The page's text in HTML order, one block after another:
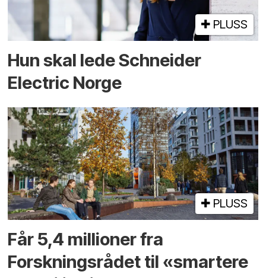
PLUSS
Hun skal lede Schneider
Electric Norge
PLUSS
Får 5,4 millioner fra
Forskningsrådet til «smartere